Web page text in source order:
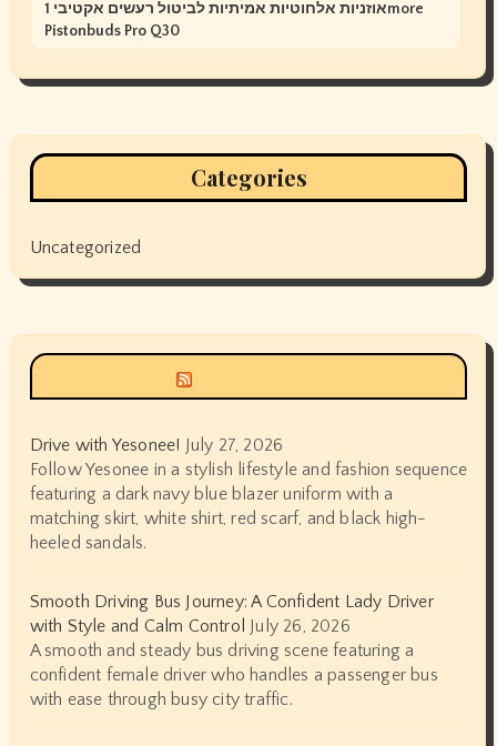
אוזניות אלחוטיות אמיתיות לביטול רעשים אקטיבי 1more
Pistonbuds Pro Q30
Categories
Uncategorized
Drive with Yesonee! July 27, 2026
Follow Yesonee in a stylish lifestyle and fashion sequence
featuring a dark navy blue blazer uniform with a
matching skirt, white shirt, red scarf, and black high-
heeled sandals.
Smooth Driving Bus Journey: A Confident Lady Driver
with Style and Calm Control July 26, 2026
A smooth and steady bus driving scene featuring a
confident female driver who handles a passenger bus
with ease through busy city traffic.